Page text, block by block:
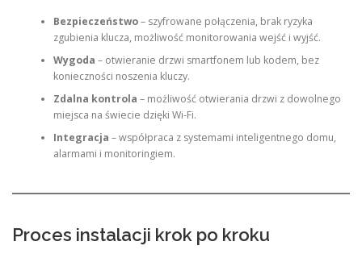
Bezpieczeństwo– szyfrowane połączenia, brak ryzyka
zgubienia klucza, możliwość monitorowania wejść i wyjść.
Wygoda – otwieranie drzwi smartfonem lub kodem, bez
konieczności noszenia kluczy.
Zdalna kontrola – możliwość otwierania drzwi z dowolnego
miejsca na świecie dzięki Wi-Fi.
Integracja – współpraca z systemami inteligentnego domu,
alarmami i monitoringiem.
Proces instalacji krok po kroku